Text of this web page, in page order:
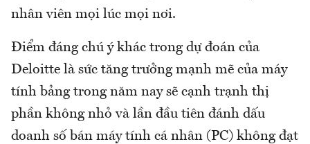
nhân viên mọi lúc mọi nơi.
Điểm đáng chú ý khác trong dự đoán của
Deloitte là sức tăng trưởng mạnh mẽ của máy
tính bảng trong năm nay sẽ cạnh trạnh thị
phần không nhỏ và lần đầu tiên đánh dấu
doanh số bán máy tính cá nhân (PC) không đạt